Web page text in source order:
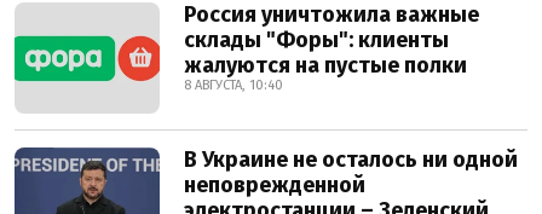
Россия уничтожила важные
склады "Форы": клиенты
жалуются на пустые полки
8 АВГУСТА, 10:40
В Украине не осталось ни одной
неповрежденной